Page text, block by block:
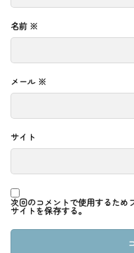
名前 ※
メール ※
サイト
次回のコメントで使用するため
サイトを保存する。